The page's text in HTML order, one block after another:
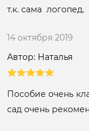
т.к. сама логопед.
14 октября 2019
Автор: Наталья
Пособие очень
сад очень